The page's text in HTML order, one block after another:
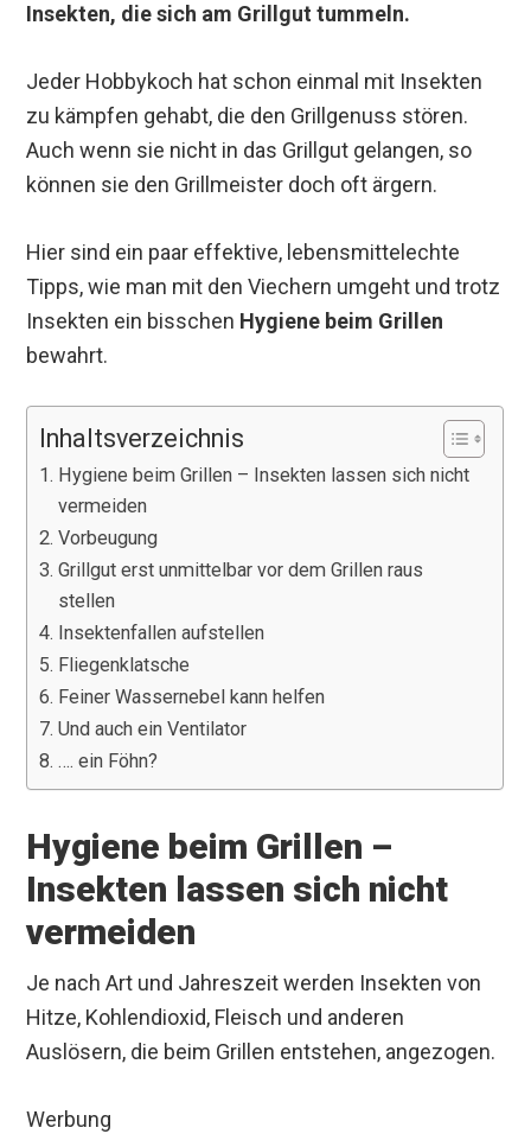
Insekten, die sich am Grillgut tummeln.
Jeder Hobbykoch hat schon einmal mit Insekten
zu kämpfen gehabt, die den Grillgenuss stören.
Auch wenn sie nicht in das Grillgut gelangen, so
können sie den Grillmeister doch oft ärgern.
Hier sind ein paar effektive, lebensmittelechte
Tipps, wie man mit den Viechern umgeht und trotz
Insekten ein bisschen Hygiene beim Grillen
bewahrt.
Inhaltsverzeichnis
Hygiene beim Grillen – Insekten lassen sich nicht
vermeiden
Vorbeugung
Grillgut erst unmittelbar vor dem Grillen raus
stellen
Insektenfallen aufstellen
Fliegenklatsche
Feiner Wassernebel kann helfen
Und auch ein Ventilator
…. ein Föhn?
Hygiene beim Grillen –
Insekten lassen sich nicht
vermeiden
Je nach Art und Jahreszeit werden Insekten von
Hitze, Kohlendioxid, Fleisch und anderen
Auslösern, die beim Grillen entstehen, angezogen.
Werbung